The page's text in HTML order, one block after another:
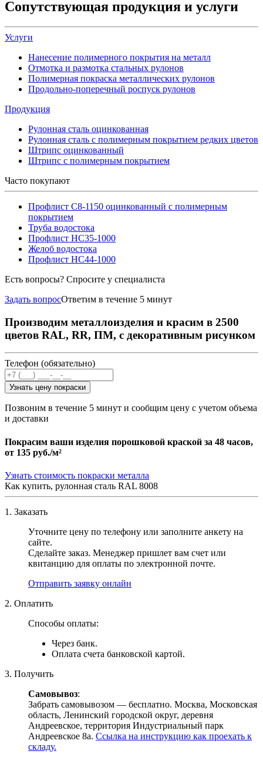
Сопутствующая продукция и услуги
Услуги
Нанесение полимерного покрытия на металл
Отмотка и размотка стальных рулонов
Полимерная покраска металлических рулонов
Продольно-поперечный роспуск рулонов
Продукция
Рулонная сталь оцинкованная
Рулонная сталь с полимерным покрытием редких цветов
Штрипс оцинкованный
Штрипс с полимерным покрытием
Часто покупают
Профлист С8-1150 оцинкованный с полимерным
покрытием
Труба водостока
Профлист НС35-1000
Желоб водостока
Профлист НС44-1000
Есть вопросы? Спросите у специалиста
Задать вопросОтветим в течение 5 минут
Производим металлоизделия и красим в 2500
цветов RAL, RR, ПМ, с декоративным рисунком
Телефон (обязательно)
Узнать цену покраски
Позвоним в течение 5 минут и сообщим цену с учетом объема
и доставки
Покрасим ваши изделия порошковой краской за 48 часов,
от 135 руб./м²
Узнать стоимость покраски металла
Как купить, рулонная сталь RAL 8008
1. Заказать
Уточните цену по телефону или заполните анкету на
сайте.
Сделайте заказ. Менеджер пришлет вам счет или
квитанцию для оплаты по электронной почте.
Отправить заявку онлайн
2. Оплатить
Способы оплаты:
Через банк.
Оплата счета банковской картой.
3. Получить
Самовывоз:
Забрать самовывозом — бесплатно. Москва, Московская
область, Ленинский городской округ, деревня
Андреевское, территория Индустриальный парк
Андреевское 8а. Ссылка на инструкцию как проехать к
складу.